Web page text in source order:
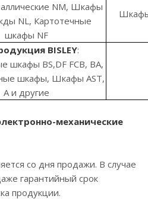
NM, Шкафы
NL, Картотечные
шкафы NF
BISLEY:
шкафы BS,DF FCB, BA,
шкафы, Шкафы AST,
A и другие
механические
со дня продажи. В случае
гарантийный срок
продукции.